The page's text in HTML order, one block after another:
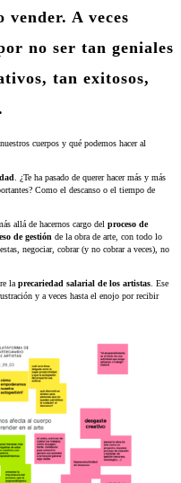
vender. A veces
no ser tan geniales
tan exitosos,
cuerpos y qué podemos hacer al
. ¿Te ha pasado de querer hacer más y más
Como el descanso o el tiempo de
allá de hacernos cargo del proceso de
de gestión de la obra de arte, con todo lo
negociar, cobrar (y no cobrar a veces), no
la precariedad salarial de los artistas . Ese
y a veces hasta el enojo por recibir